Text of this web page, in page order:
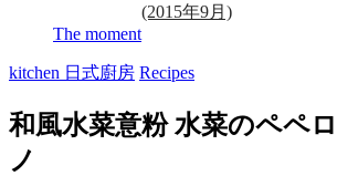
(2015年9月)
The moment
kitchen 日式廚房 Recipes
和風水菜意粉 水菜のペペ
ノ